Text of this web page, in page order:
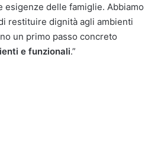
esigenze delle famiglie. Abbiamo
restituire dignità agli ambienti
un primo passo concreto
e funzionali.”